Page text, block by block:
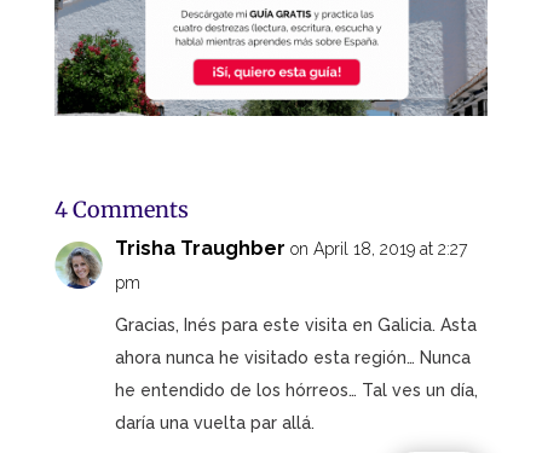
4 Comments
Trisha Traughber on April 18, 2019 at 2:27
pm
Gracias, Inés para este visita en Galicia. Asta
ahora nunca he visitado esta región… Nunca
he entendido de los hórreos… Tal ves un día,
daría una vuelta par allá.